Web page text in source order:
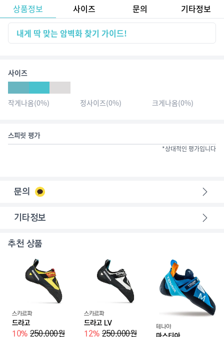
상품정보 사이즈 문의 기타정보
내게 딱 맞는 암벽화 찾기 가이드!
사이즈
작게나옴(0%) 정사이즈(0%) 크게나옴(0%)
스피릿 평가
*상대적인 평가입니다
문의
기타정보
추천 상품
스카르파
드라고
10% 250,000원
스카르파
드라고 LV
12% 250,000원
테나야